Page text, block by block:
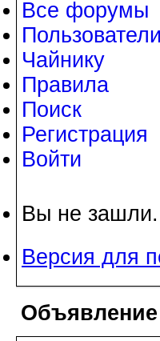
Все форумы
Пользователи
Чайнику
Правила
Поиск
Регистрация
Войти
Вы не зашли.
Версия для
Объявление